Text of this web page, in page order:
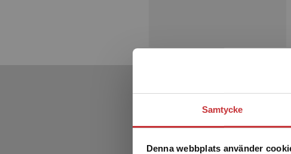
Samtycke
Denna webbplats använder